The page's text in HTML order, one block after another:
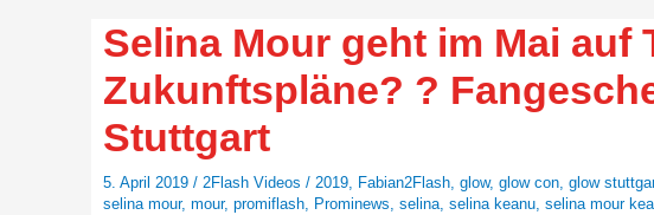
Selina Mour geht im Mai auf
Zukunftspläne? ?
Stuttgart
5. April 2019 / 2Flash Videos / 2019, Fabian2Flash, glow, glow con, glow
selina mour, mour, promiflash, Prominews, selina, selina keanu, selina mour